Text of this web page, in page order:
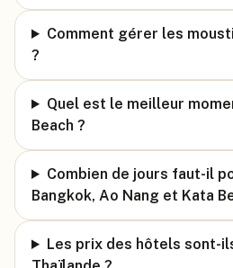
Comment gérer les
?
Quel est le meilleur
Beach ?
Combien de jours faut-il
Bangkok, Ao Nang et Kata
Les prix des hôtels sont-